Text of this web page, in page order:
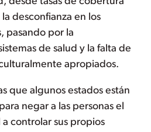
desconfianza en los
pasando por la
de salud y la falta de
apropiados.
que algunos estados están
negar a las personas el
controlar sus propios